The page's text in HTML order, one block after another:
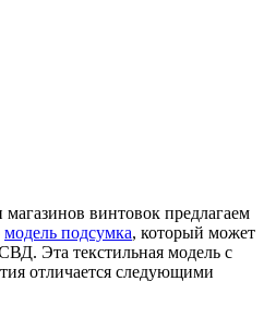
винтовок предлагаем
модель подсумка, который может
Эта текстильная модель с
отличается следующими